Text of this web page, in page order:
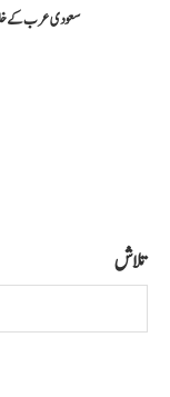
سعودی عرب کے
تلاش